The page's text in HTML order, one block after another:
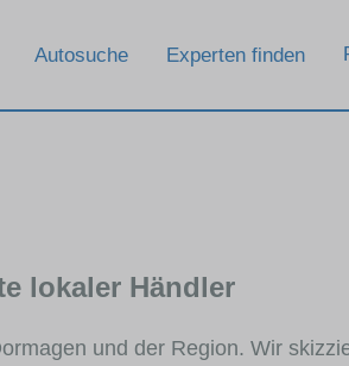
Autosuche Experten finden
lokaler Händler
und der Region. Wir